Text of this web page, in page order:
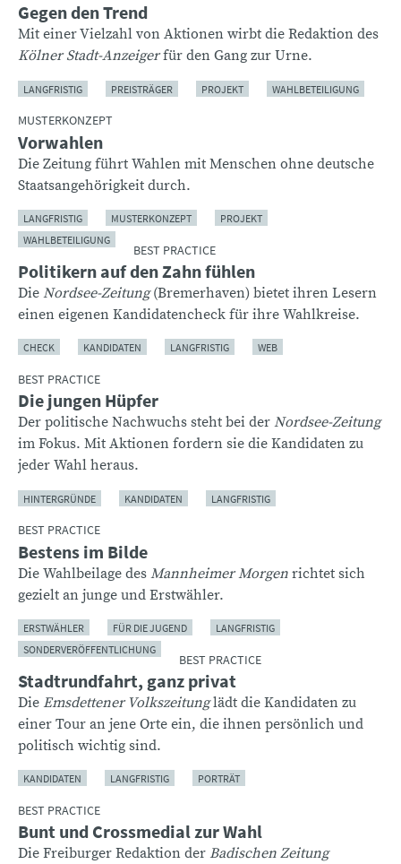
Gegen den Trend
Mit einer Vielzahl von Aktionen wirbt die Redaktion des
Kölner Stadt-Anzeigerfür den Gang zur Urne.
LANGFRISTIG PREISTRÄGER PROJEKT WAHLBETEILIGUNG
MUSTERKONZEPT
Vorwahlen
Die Zeitung führt Wahlen mit Menschen ohne deutsche
Staatsangehörigkeit durch.
LANGFRISTIG MUSTERKONZEPT
PROJEKT
WAHLBETEILIGUNG
BEST PRACTICE
Politikern auf den Zahn fühlen
Die Nordsee-Zeitung(Bremerhaven) bietet ihren Lesern
einen eigenen Kandidatencheck für ihre Wahlkreise.
CHECK KANDIDATEN LANGFRISTIG WEB
BEST PRACTICE
Die jungen Hüpfer
Der politische Nachwuchs steht bei der Nordsee-Zeitung
im Fokus. Mit Aktionen fordern sie die Kandidaten zu
jeder Wahl heraus.
HINTERGRÜNDE KANDIDATEN LANGFRISTIG
BEST PRACTICE
Bestens im Bilde
Die Wahlbeilage des Mannheimer Morgen richtet sich
gezielt an junge und Erstwähler.
ERSTWÄHLER FÜR DIE JUGEND
LANGFRISTIG
SONDERVERÖFFENTLICHUNG
BEST PRACTICE
Stadtrundfahrt, ganz privat
Die Emsdettener Volkszeitunglädt die Kandidaten zu
einer Tour an jene Orte ein, die ihnen persönlich und
politisch wichtig sind.
KANDIDATEN LANGFRISTIG PORTRÄT
BEST PRACTICE
Bunt und Crossmedial zur Wahl
Die Freiburger Redaktion der Badischen Zeitung